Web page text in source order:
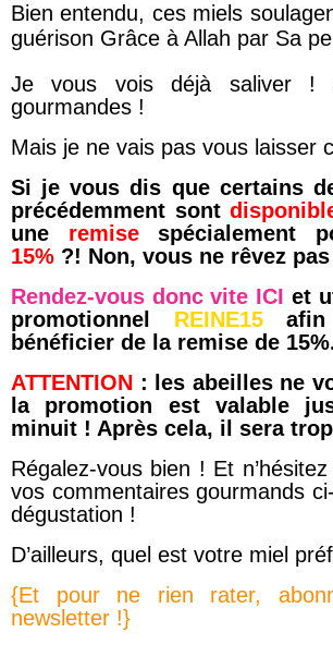
Bien entendu, ces miels
guérison Grâce à Allah par Sa
Je vous vois déjà saliver
gourmandes !
Mais je ne vais pas vous laisser
Si je vous dis que certains
précédemment sont
une remisespécialement
15% ?! Non, vous ne rêvez pas
Rendez-vous donc vite ICI et
promotionnel REINE15afin
bénéficier de la remise de
ATTENTION : les abeilles ne
la promotion est valable
minuit ! Après cela, il sera
Régalez-vous bien ! Et
vos commentaires gourmands
dégustation !
D’ailleurs, quel est votre miel
{Et pour ne rien rater,
newsletter !}